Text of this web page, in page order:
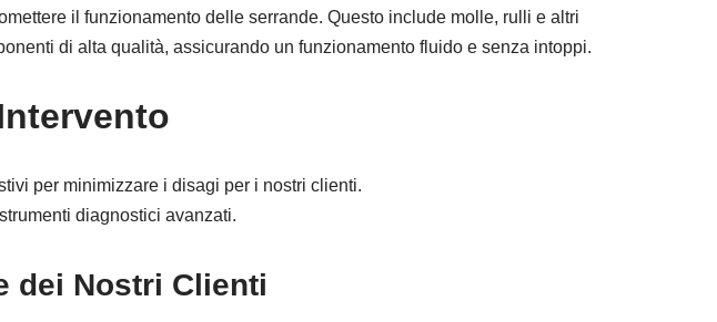
il funzionamento delle serrande. Questo include molle, rulli e altri
di alta qualità, assicurando un funzionamento fluido e senza intoppi.
per minimizzare i disagi per i nostri clienti.
diagnostici avanzati.
dei Nostri Clienti